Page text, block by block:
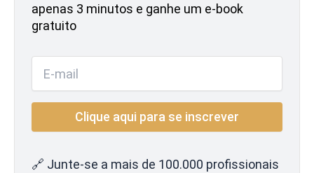
apenas 3 minutos e ganhe um e-book
gratuito
🔗 Junte-se a mais de 100.000 profissionais